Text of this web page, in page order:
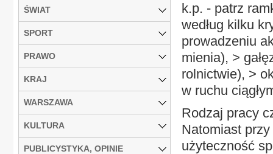
k.p. - patrz
według kilku
prowadzeniu
mienia), >
rolnictwie), >
w ruchu
Rodzaj pracy
Natomiast
użyteczność
ŚWIAT
SPORT
PRAWO
KRAJ
WARSZAWA
KULTURA
PUBLICYSTYKA, OPINIE